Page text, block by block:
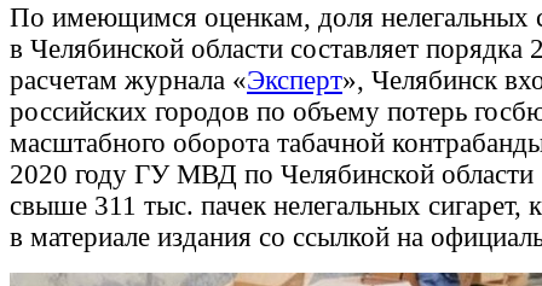
По имеющимся оценкам, доля нелегальных
в Челябинской области составляет
расчетам журнала «Эксперт», Челябинск
российских городов по объему потерь
масштабного оборота табачной
2020 году ГУ МВД по Челябинской области
свыше 311 тыс. пачек нелегальных сигарет,
в материале издания со ссылкой на